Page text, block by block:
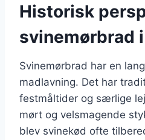
Historisk
svinemørbrad
Svinemørbrad har en
madlavning. Det har
festmåltider og særlige
mørt og velsmagende
blev svinekød ofte